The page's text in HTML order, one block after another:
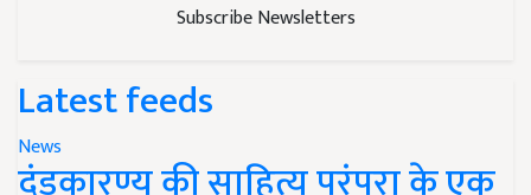
Subscribe Newsletters
Latest feeds
News